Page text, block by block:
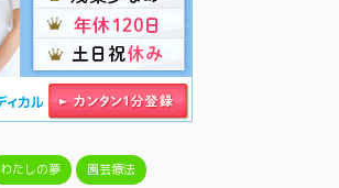
わたしの夢 園芸療法